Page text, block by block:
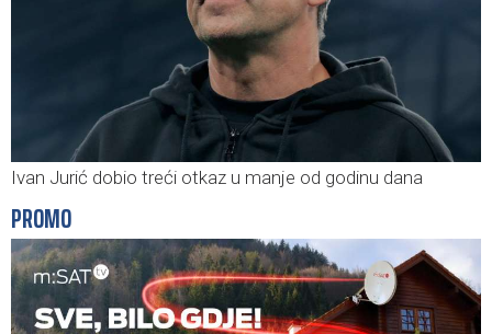
Ivan Jurić dobio treći otkaz u manje od godinu dana
PROMO